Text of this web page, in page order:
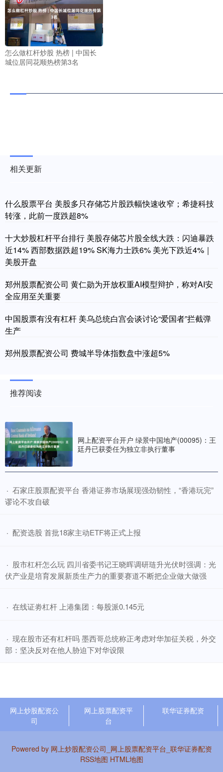
怎么做杠杆炒股 热榜 | 中国长
城位居同花顺热榜第3名
相关更新
什么股票平台 美股多只存储芯片股跌幅快速收窄；希捷科技
转涨，此前一度跌超8%
十大炒股杠杆平台排行 美股存储芯片股全线大跌：闪迪暴跌
近14% 西部数据跌超19% SK海力士跌6% 美光下跌近4%｜
美股开盘
郑州股票配资公司 黄仁勋为开放权重AI模型辩护，称对AI安
全应用至关重要
中国股票有没有杠杆 美乌总统白宫会谈讨论“爱国者”拦截弹
生产
郑州股票配资公司 费城半导体指数盘中涨超5%
推荐阅读
网上配资平台开户 绿景中国地产(00095)：王
廷丹已获委任为独立非执行董事
· ​石家庄股票配资平台 香港证券市场展现强劲韧性，“香港玩完”
谬论不攻自破
· ​配资选股 首批18家主动ETF将正式上报
· ​股市杠杆怎么玩 四川省委书记王晓晖调研琏升光伏时强调：光
伏产业是培育发展新质生产力的重要赛道不断把企业做大做强
· ​在线证劵杠杆 上港集团：每股派0.145元
· ​现在股市还有杠杆吗 墨西哥总统称正考虑对华加征关税，外交
部：坚决反对在他人胁迫下对华设限
网上炒股配资公
司
网上股票配资平
台
联华证券配资
Powered by 网上炒股配资公司_网上股票配资平台_联华证券配资
RSS地图 HTML地图